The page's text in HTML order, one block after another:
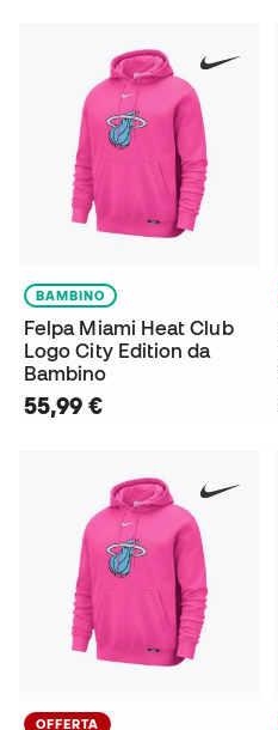
BAMBINO
Felpa Miami Heat Club
Logo City Edition da
Bambino
55,99 €
OFFERTA